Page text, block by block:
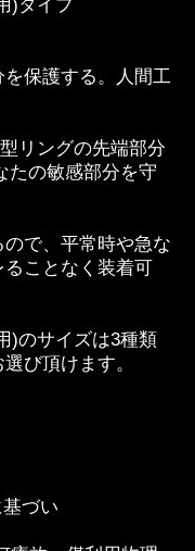
保護する。人間工
リングの先端部分
たの敏感部分を守
で、平常時や急な
ことなく装着可
)のサイズは3種類
び頂けます。
づい